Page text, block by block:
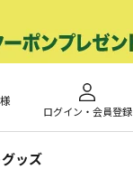
様
ログイン・会員登録
ッズ